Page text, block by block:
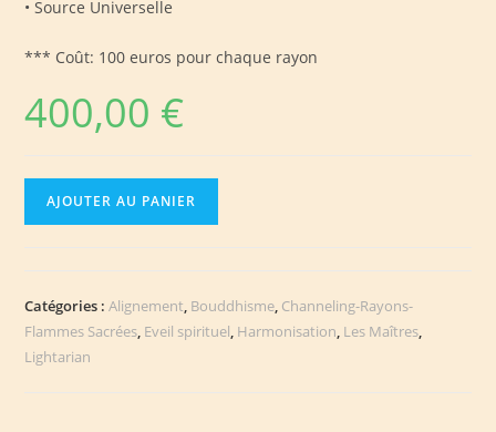
• Source Universelle
*** Coût: 100 euros pour chaque rayon
400,00 €
quantité
AJOUTER AU PANIER
Catégories :Alignement, Bouddhisme, Channeling-Rayons-
Flammes Sacrées, Eveil spirituel, Harmonisation, Les Maîtres,
Lightarian